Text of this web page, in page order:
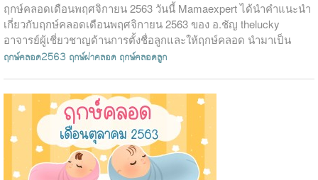
ฤกษ์คลอดเดือนพฤศจิกายน 2563 วันนี้ Mamaexpert ได้นำคำแนะนำ
เกี่ยวกับฤกษ์คลอดเดือนพฤศจิกายน 2563 ของ อ.ชัญ thelucky
อาจารย์ผู้เชี่ยวชาญด้านการตั้งชื่อลูกและให้ฤกษ์คลอด นำมาเป็น
ข้อมูลเพื่อประกอบการตัด...
ฤกษ์คลอด2563 ฤกษ์ผ่าคลอด ฤกษ์คลอดลูก